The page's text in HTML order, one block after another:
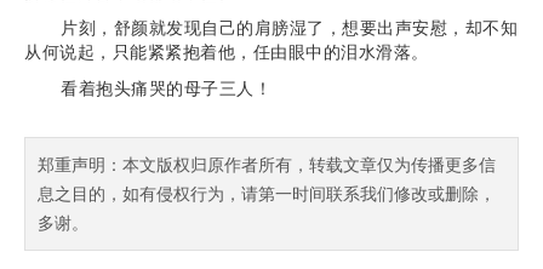
片刻，舒颜就发现自己的肩膀湿了，想要出声安慰，却不知
从何说起，只能紧紧抱着他，任由眼中的泪水滑落。
看着抱头痛哭的母子三人！
郑重声明：本文版权归原作者所有，转载文章仅为传播更多信
息之目的，如有侵权行为，请第一时间联系我们修改或删除，
多谢。